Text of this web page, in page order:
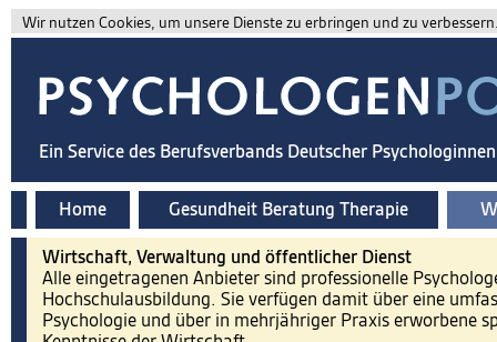
Wir nutzen Cookies, um unsere Dienste zu erbringen und zu
Ein Service des Berufsverbands Deutscher
Home Gesundheit Beratung Therapie
Wirtschaft, Verwaltung und öffentlicher Dienst
Alle eingetragenen Anbieter sind professionelle
Hochschulausbildung. Sie verfügen damit über eine
Psychologie und über in mehrjähriger Praxis erworbene